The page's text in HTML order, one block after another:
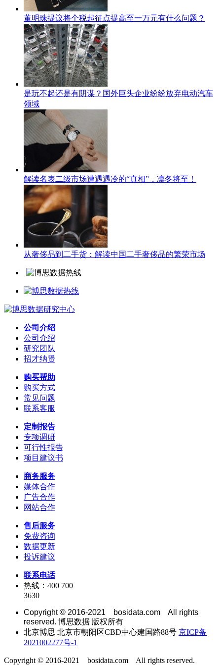
董明珠提议将个税起征点提高至一万元有什么问题？
是玩不起还是有阴谋？国外巨头企业纷纷放弃电动汽车
领域
解读名表二级市场遭遇遇冷的“真相”，凛冬将至！
从奢侈品到二手货：解读中国二手奢侈品的繁荣市场
公司介绍
公司介绍
研究团队
招才纳贤
购买帮助
购买方式
常见问题
联系客服
定制报告
专项调研
可行性报告
项目建议书
商务服务
媒体合作
广告合作
网站合作
售后服务
免费咨询
数据更新
投诉建议
联系电话
热线：400 700
3630
Copyright © 2016-2021 bosidata.com All rights
reserved. 博思数据 版权所有
北京博思 北京市朝阳区CBD中心建国路88号 京ICP备
2021002277号-1
Copyright © 2016-2021 bosidata.com All rights reserved.